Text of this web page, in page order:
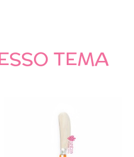
TEMA